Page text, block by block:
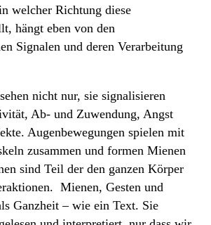
welcher Richtung diese
hängt eben von den
Signalen und deren Verarbeitung
nicht nur, sie signalisieren
Ab- und Zuwendung, Angst
Augenbewegungen spielen mit
zusammen und formen Mienen
sind Teil der den ganzen Körper
Mienen, Gesten und
Ganzheit – wie ein Text. Sie